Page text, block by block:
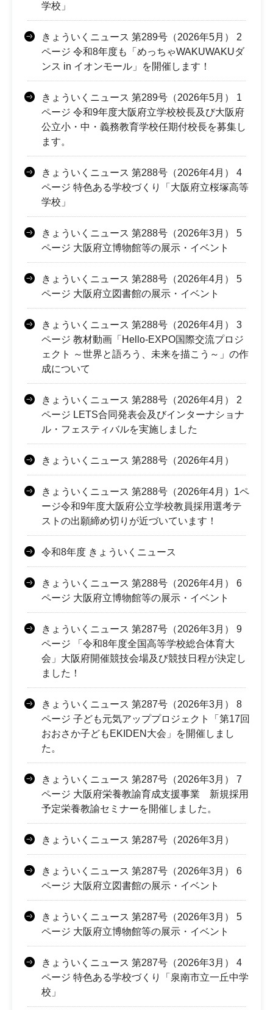
学校」
きょういくニュース 第289号（2026年5月） 2
ページ 令和8年度も「めっちゃWAKUWAKUダ
ンス in イオンモール」を開催します！
きょういくニュース 第289号（2026年5月） 1
ページ 令和9年度大阪府立学校校長及び大阪府
公立小・中・義務教育学校任期付校長を募集し
ます。
きょういくニュース 第288号（2026年4月） 4
ページ 特色ある学校づくり「大阪府立桜塚高等
学校」
きょういくニュース 第288号（2026年3月） 5
ページ 大阪府立博物館等の展示・イベント
きょういくニュース 第288号（2026年4月） 5
ページ 大阪府立図書館の展示・イベント
きょういくニュース 第288号（2026年4月） 3
ページ 教材動画「Hello-EXPO国際交流プロジ
ェクト ～世界と語ろう、未来を描こう～」の作
成について
きょういくニュース 第288号（2026年4月） 2
ページ LETS合同発表会及びインターナショナ
ル・フェスティバルを実施しました
きょういくニュース 第288号（2026年4月）
きょういくニュース 第288号（2026年4月）1ペ
ージ令和9年度大阪府公立学校教員採用選考テ
ストの出願締め切りが近づいています！
令和8年度 きょういくニュース
きょういくニュース 第288号（2026年4月） 6
ページ 大阪府立博物館等の展示・イベント
きょういくニュース 第287号（2026年3月） 9
ページ 「令和8年度全国高等学校総合体育大
会」大阪府開催競技会場及び競技日程が決定し
ました！
きょういくニュース 第287号（2026年3月） 8
ページ 子ども元気アッププロジェクト「第17回
おおさか子どもEKIDEN大会」を開催しまし
た。
きょういくニュース 第287号（2026年3月） 7
ページ 大阪府栄養教諭育成支援事業 新規採用
予定栄養教諭セミナーを開催しました。
きょういくニュース 第287号（2026年3月）
きょういくニュース 第287号（2026年3月） 6
ページ 大阪府立図書館の展示・イベント
きょういくニュース 第287号（2026年3月） 5
ページ 大阪府立博物館等の展示・イベント
きょういくニュース 第287号（2026年3月） 4
ページ 特色ある学校づくり「泉南市立一丘中学
校」